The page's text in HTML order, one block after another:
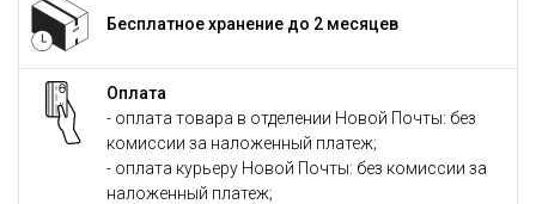
Бесплатное хранение до 2 месяцев
Оплата
- оплата товара в отделении Новой Почты: без
комиссии за наложенный платеж;
- оплата курьеру Новой Почты: без комиссии за
наложенный платеж;